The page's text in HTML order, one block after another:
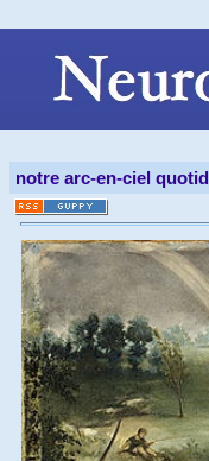
notre arc-en-ciel